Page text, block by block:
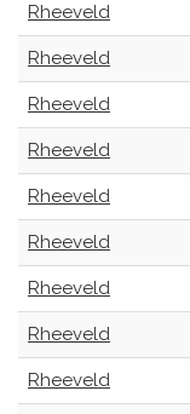
Rheeveld
Rheeveld
Rheeveld
Rheeveld
Rheeveld
Rheeveld
Rheeveld
Rheeveld
Rheeveld